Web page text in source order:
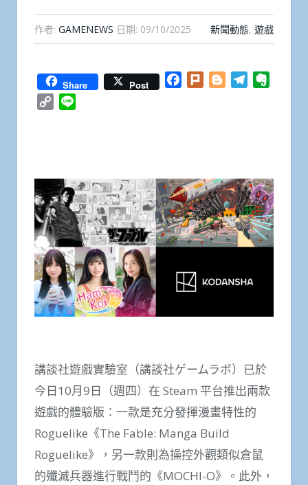
作者: GAMENEWS 日期: 09/10/2025 新聞動態, 遊戲
Share Post Facebook
Plurk BloggerTelegram
Copy
講談社遊戲實驗室（講談社ゲームラボ）已於
今日10月9日（週四）在 Steam 平台推出兩款
遊戲的體驗版：一款是充分發揮漫畫特性的
Roguelike《The Fable: Manga Build
Roguelike》，另一款則為操控外觀類似倉鼠
的殲滅兵器進行戰鬥的《MOCHI-O》。此外，